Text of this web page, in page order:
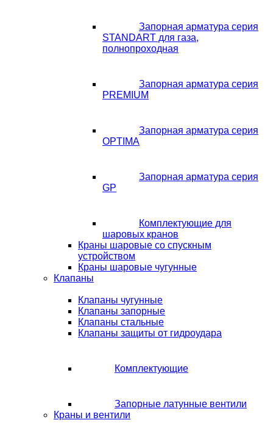
Запорная арматура серия
STANDART для газа,
полнопроходная
Запорная арматура серия
PREMIUM
Запорная арматура серия
OPTIMA
Запорная арматура серия
GP
Комплектующие для
шаровых кранов
Краны шаровые со спускным
устройством
Краны шаровые чугунные
Клапаны
Клапаны чугунные
Клапаны запорные
Клапаны стальные
Клапаны защиты от гидроудара
Комплектующие
Запорные латунные вентили
Краны и вентили